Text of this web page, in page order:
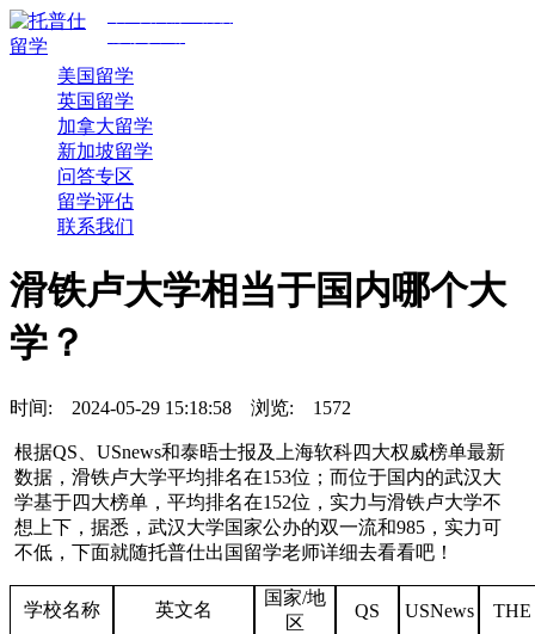
美国留学
英国留学
加拿大留学
新加坡留学
问答专区
留学评估
联系我们
滑铁卢大学相当于国内哪个大
学？
时间: 2024-05-29 15:18:58 浏览: 1572
根据QS、USnews和泰晤士报及上海软科四大权威榜单最新
数据，滑铁卢大学平均排名在153位；而位于国内的武汉大
学基于四大榜单，平均排名在152位，实力与滑铁卢大学不
想上下，据悉，武汉大学国家公办的双一流和985，实力可
不低，下面就随托普仕出国留学老师详细去看看吧！
学校名称 英文名
国家/地
区
QS USNews THE